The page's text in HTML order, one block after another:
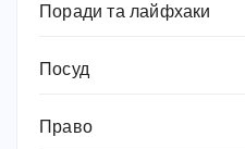
Поради та лайфхаки
Посуд
Право